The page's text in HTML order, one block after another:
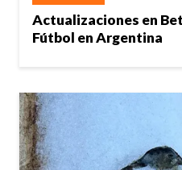
Actualizaciones en
Fútbol en Argentina